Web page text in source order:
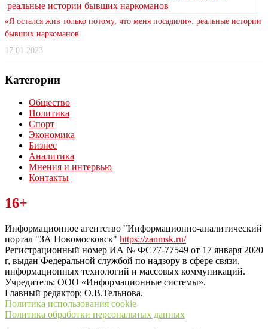
«Я остался жив только потому, что меня посадили»: реальные истории
бывших наркоманов
17.01.2023
Категории
Общество
Политика
Спорт
Экономика
Бизнес
Аналитика
Мнения и интервью
Контакты
Читайте последние новости дня в Тульской области на сайте
“ЗаНовомосковск”
16+
Информационное агентство "Информационно-аналитический
портал "ЗА Новомосковск" https://zanmsk.ru/
Регистрационный номер ИА № ФС77-77549 от 17 января 2020
г, выдан Федеральной службой по надзору в сфере связи,
информационных технологий и массовых коммуникаций.
Учредитель: ООО «Информационные системы».
Главный редактор: О.В.Тельнова.
Политика использования cookie
Политика обработки персональных данных